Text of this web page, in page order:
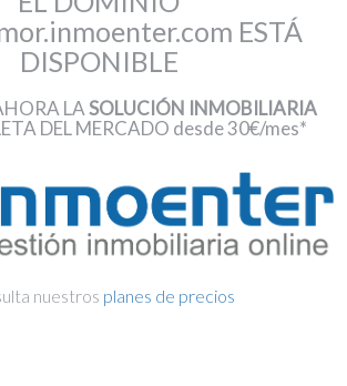
ESTÁ
DISPONIBLE
LASOLUCIÓN INMOBILIARIA
DEL MERCADO desde 30€/mes*
nuestros planes de precios